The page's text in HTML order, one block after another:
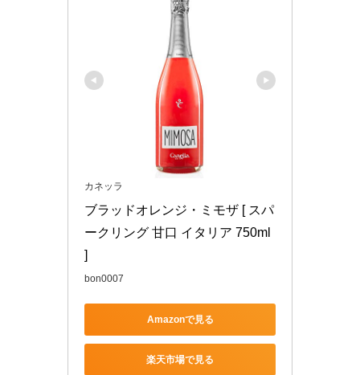
カネッラ
ブラッドオレンジ・ミモザ [ スパ
ークリング 甘口 イタリア 750ml
]
bon0007
Amazonで見る
楽天市場で見る